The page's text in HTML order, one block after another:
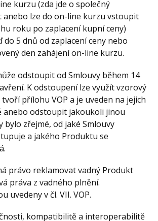
kurzu (zda jde o společný
anebo lze do on-line kurzu vstoupit
roku po zaplacení kupní ceny)
5 dnů od zaplacení ceny nebo
den zahájení on-line kurzu.
odstoupit od Smlouvy během 14
K odstoupení lze využít vzorový
přílohu VOP a je uveden na jejich
anebo odstoupit jakoukoli jinou
bylo zřejmé, od jaké Smlouvy
a jakého Produktu se
právo reklamovat vadný Produkt
práva z vadného plnění.
uvedeny v čl. VII. VOP.
kompatibilitě a interoperabilitě